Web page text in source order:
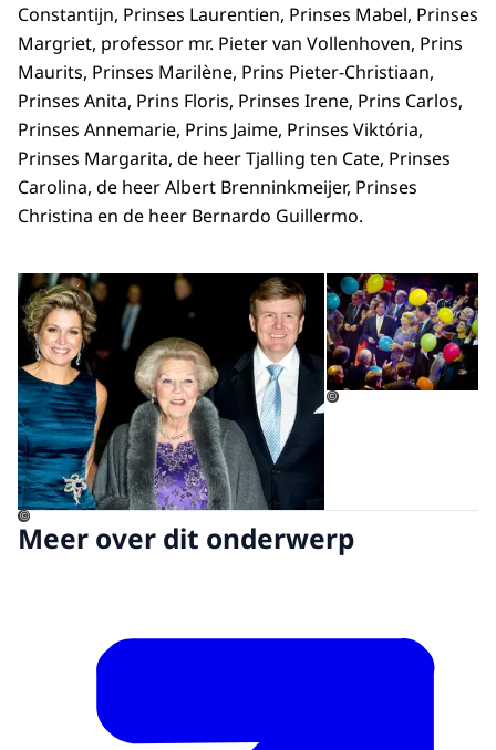
Constantijn, Prinses Laurentien, Prinses Mabel, Prinses
Margriet, professor mr. Pieter van Vollenhoven, Prins
Maurits, Prinses Marilène, Prins Pieter-Christiaan,
Prinses Anita, Prins Floris, Prinses Irene, Prins Carlos,
Prinses Annemarie, Prins Jaime, Prinses Viktória,
Prinses Margarita, de heer Tjalling ten Cate, Prinses
Carolina, de heer Albert Brenninkmeijer, Prinses
Christina en de heer Bernardo Guillermo.
Open de galerij in vergrote
©
©
Meer over dit onderwerp